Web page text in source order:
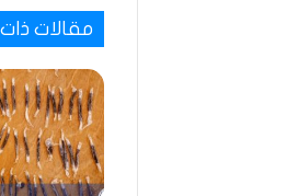
مقالات